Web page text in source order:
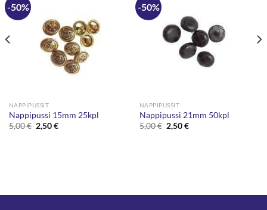
-50%
NAPPIPUSSIT
Nappipussi 15mm 25kpl
5,00€ Alkuperäinen
hinta
2,50€Nykyinen
-50%
NAPPIPUSSIT
Nappipussi 21mm 50kpl
5,00€ Alkuperäinen
hinta
2,50€Nykyinen